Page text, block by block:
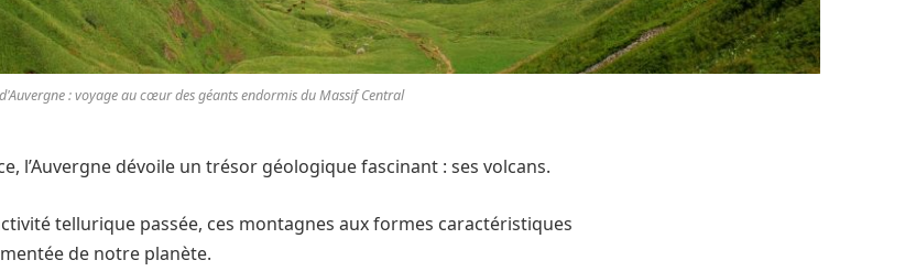
: voyage au cœur des géants endormis du Massif Central
l’Auvergne dévoile un trésor géologique fascinant : ses volcans.
tellurique passée, ces montagnes aux formes caractéristiques
de notre planète.